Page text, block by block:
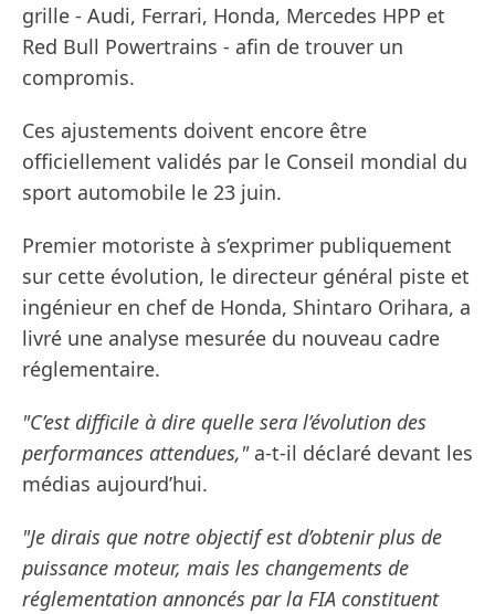
grille - Audi, Ferrari, Honda, Mercedes HPP et
Red Bull Powertrains - afin de trouver un
compromis.
Ces ajustements doivent encore être
officiellement validés par le Conseil mondial du
sport automobile le 23 juin.
Premier motoriste à s’exprimer publiquement
sur cette évolution, le directeur général piste et
ingénieur en chef de Honda, Shintaro Orihara, a
livré une analyse mesurée du nouveau cadre
réglementaire.
"C’est difficile à dire quelle sera l’évolution des
performances attendues,"a-t-il déclaré devant les
médias aujourd’hui.
"Je dirais que notre objectif est d’obtenir plus de
puissance moteur, mais les changements de
réglementation annoncés par la FIA constituent